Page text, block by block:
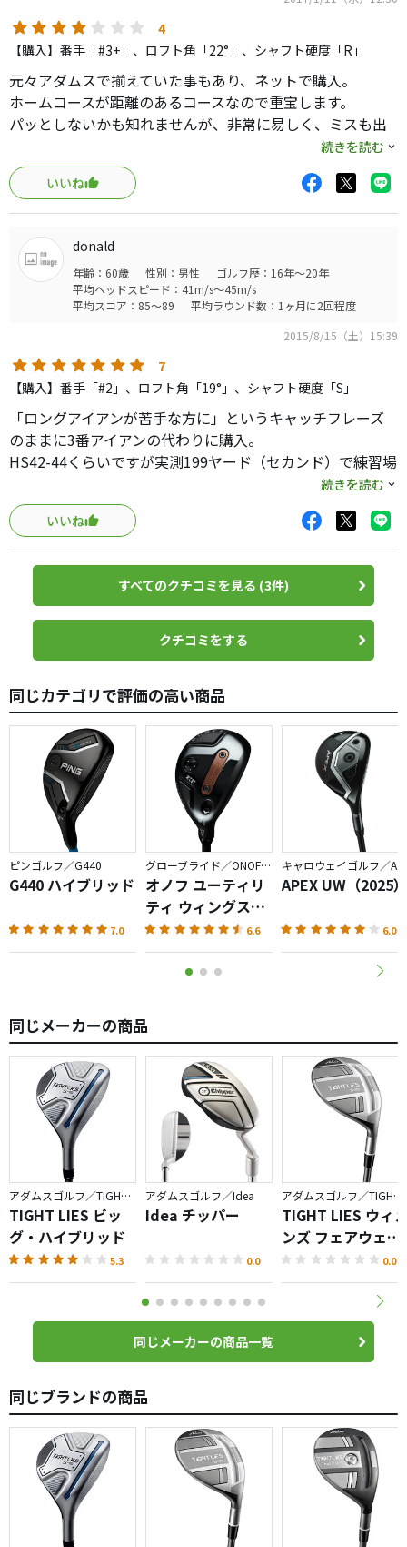
出っ歯ですがダウンブローでも払い打ちでもいけそうです
(自分は払い打ちですけど…)
そして名前の由来、多少ライが悪くても打ちやすい♪とて
も抜けが良くて、飛距離ロスも少ないと思います。
シャフトの軽さとIOMICグリップが気にならなければオス
スメです。
4
【購入】番手「#3+」、ロフト角「22°」、シャフト硬度「R」
元々アダムスで揃えていた事もあり、ネットで購入。
ホームコースが距離のあるコースなので重宝します。
パッとしないかも知れませんが、非常に易しく、ミスも出
値段もかなり安いです。
シャフトをSにすれば良かったかと少々後悔。
続きを読む
いいね
donald
年齢：60歳 性別：男性
ゴルフ歴：16年～20年
平均ヘッドスピード：41m/s～45m/s
平均スコア：85～89
平均ラウンド数：1ヶ月に2回程度
2015/8/15（土）15:39
7
【購入】番手「#2」、ロフト角「19°」、シャフト硬度「S」
「ロングアイアンが苦手な方に」というキャッチフレーズ
のままに3番アイアンの代わりに購入。
HS42-44くらいですが実測199ヤード（セカンド）で練習場
のままに真っ直ぐ飛びました。ライナー系弾道でまだ高さ
は出ませんでしたので、練習して高さが出るようにしたい
と思います。
斜面でのロングセカンドもほぼイメージ通りに打て、アダ
ムスのFW#3とライ、距離で使い分けていきたいなと。
打ち易く楽しいクラブです。4番アイアンの代わりに#4も欲
お奨めです。
続きを読む
いいね
すべてのクチコミを見る (3件)
クチコミをする
同じカテゴリで評価の高い商品
ピンゴルフ／G440
G440 ハイブリッド
7.0
グローブライド／ONOFF AKA
オノフ ユーティリ
ティ ウィングス
AKA（2026）
6.6
APEX UW（2025）
6.0
同じメーカーの商品
アダムスゴルフ／TIGHT LIES
TIGHT LIES ビッ
グ・ハイブリッド
5.3
アダムスゴルフ／Idea
Idea チッパー
0.0
アダムスゴルフ／TIGHT LIES
TIGHT LIES ウィ
ンズ フェアウェイ
ウッド
0.0
同じメーカーの商品一覧
同じブランドの商品